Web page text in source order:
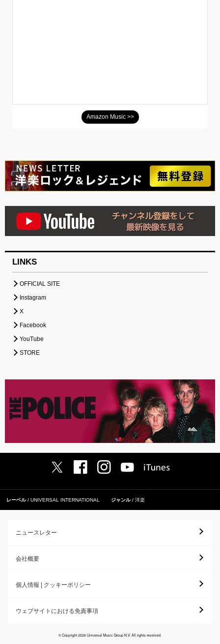
Amazon Music >>
LINKS
OFFICIAL SITE
Instagram
X
Facebook
YouTube
STORE
レーベル UNIVERSAL INTERNATIONAL ジャンル 洋楽
ニュースレター
会社概要
個人情報 | クッキーポリシー
ウェブサイトにおける免責事項
© Copyright 2026 Universal Music Group N.V. All rights reserved.